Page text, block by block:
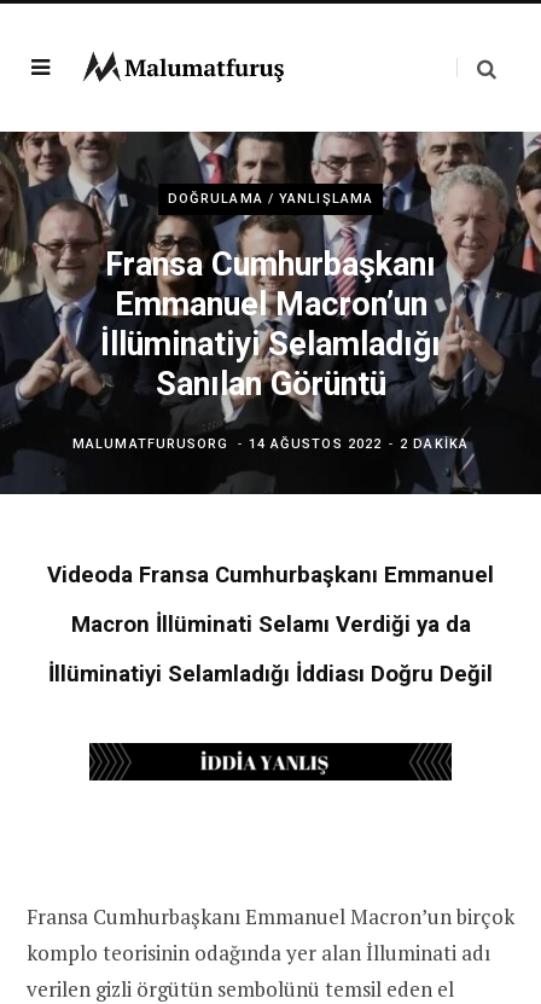
DOĞRULAMA / YANLIŞLAMA
Fransa Cumhurbaşkanı
Emmanuel Macron’un
İllüminatiyi Selamladığı
Sanılan Görüntü
MALUMATFURUSORG 14 AĞUSTOS 2022 2 DAKIKA
Videoda Fransa Cumhurbaşkanı Emmanuel
Macron İllüminati Selamı Verdiği ya da
İllüminatiyi Selamladığı İddiası Doğru Değil
Fransa Cumhurbaşkanı Emmanuel Macron’un birçok
komplo teorisinin odağında yer alan İlluminati adı
verilen gizli örgütün sembolünü temsil eden el